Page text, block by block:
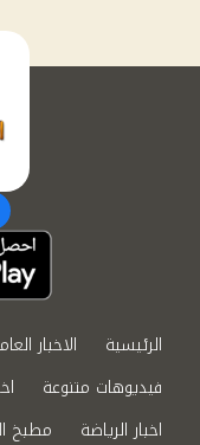
الرئيسية الاخبار
فيديوهات متنوعة
اخبار الرياضة
مطبخ